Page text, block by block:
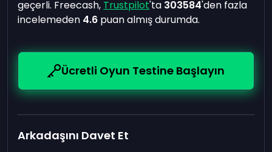
geçerli. Freecash, Trustpilot'ta 303584'den fazla
incelemeden 4.6 puan almış durumda.
Ücretli Oyun Testine Başlayın
Arkadaşını Davet Et